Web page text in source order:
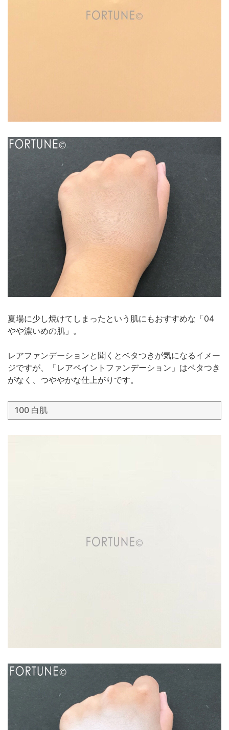
夏場に少し焼けてしまったという肌にもおすすめな「04
やや濃いめの肌」。
レアファンデーションと聞くとベタつきが気になるイメー
ジですが、「レアペイントファンデーション」はベタつき
がなく、つややかな仕上がりです。
100 白肌